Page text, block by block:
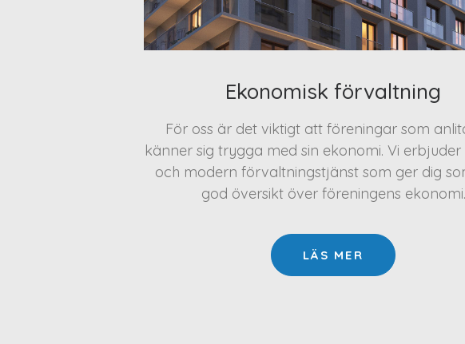
Ekonomisk förvaltning
För oss är det viktigt att föreningar som
känner sig trygga med sin ekonomi. Vi erbjuder
och modern förvaltningstjänst som ger dig
god översikt över föreningens ekonomi.
LÄS MER